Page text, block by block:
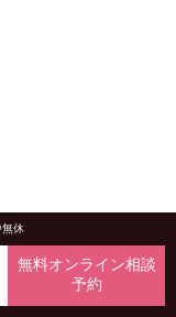
休
無料オンライン相談
予約